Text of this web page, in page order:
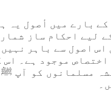
بارے میں أصول یہ
لیے احکام ساز
اس اصول سے باہر
موجود ہے۔ اس
مسلمانوں کو آپ